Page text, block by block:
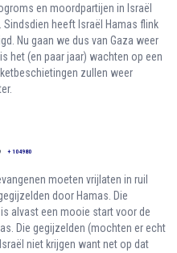
en moordpartijen in Israël
Sindsdien heeft Israël Hamas flink
Nu gaan we dus van Gaza weer
het (en paar jaar) wachten op een
zullen weer
+ 104980
moeten vrijlaten in ruil
door Hamas. Die
alvast een mooie start voor de
Die gegijzelden (mochten er echt
niet krijgen want net op dat